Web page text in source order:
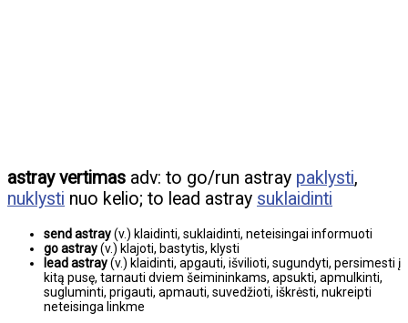
astray vertimas adv: to go/run astray paklysti,
nuklysti nuo kelio; to lead astray suklaidinti
send astray(v.) klaidinti, suklaidinti, neteisingai informuoti
go astray(v.) klajoti, bastytis, klysti
lead astray(v.) klaidinti, apgauti, išvilioti, sugundyti, persimesti į
kitą pusę, tarnauti dviem šeimininkams, apsukti, apmulkinti,
sugluminti, prigauti, apmauti, suvedžioti, iškrėsti, nukreipti
neteisinga linkme